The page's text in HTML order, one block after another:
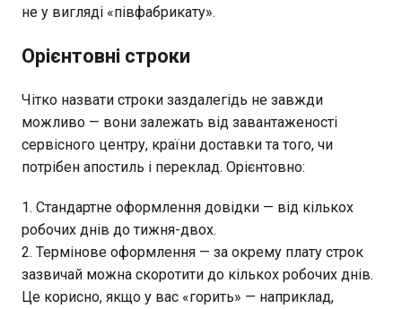
не у вигляді «півфабрикату».
Орієнтовні строки
Чітко назвати строки заздалегідь не завжди
можливо — вони залежать від завантаженості
сервісного центру, країни доставки та того, чи
потрібен апостиль і переклад. Орієнтовно:
Стандартне оформлення довідки — від кількох
робочих днів до тижня-двох.
Термінове оформлення — за окрему плату строк
зазвичай можна скоротити до кількох робочих днів.
Це корисно, якщо у вас «горить» — наприклад,